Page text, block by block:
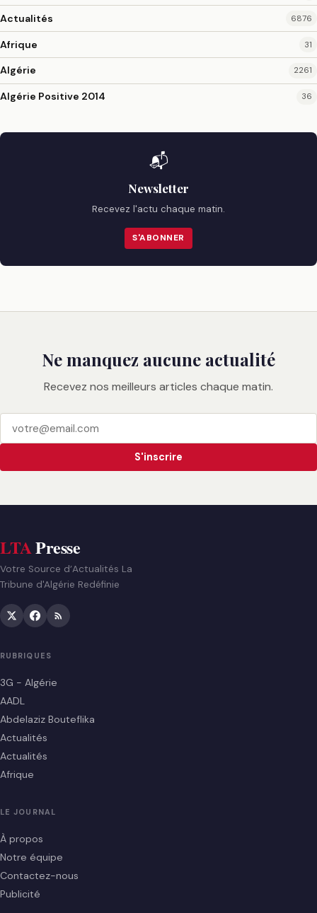
Actualités 6876
Afrique 31
Algérie 2261
Algérie Positive 2014 36
📬
Newsletter
Recevez l'actu chaque matin.
S'ABONNER
Ne manquez aucune actualité
Recevez nos meilleurs articles chaque matin.
S'inscrire
LTAPresse
Votre Source d’Actualités La
Tribune d'Algérie Redéfinie
RUBRIQUES
3G - Algérie
AADL
Abdelaziz Bouteflika
Actualités
Actualités
Afrique
LE JOURNAL
À propos
Notre équipe
Contactez-nous
Publicité